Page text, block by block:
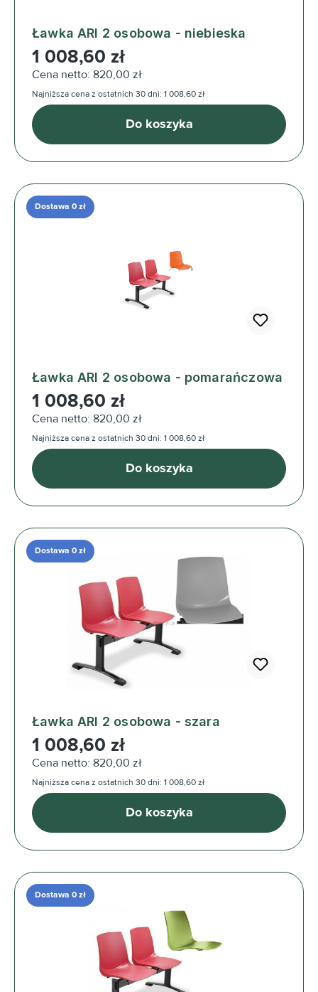
Ławka ARI 2 osobowa - niebieska
Cena regularna:
1 008,60 zł
Cena netto: 820,00 zł
Najniższa cena z ostatnich 30 dni: 1 008,60 zł
Do koszyka
Ławka ARI 2 osobowa - pomarańczowa
Dostawa 0 zł
Cena regularna:
1 008,60 zł
Cena netto: 820,00 zł
Najniższa cena z ostatnich 30 dni: 1 008,60 zł
Do koszyka
Ławka ARI 2 osobowa - szara
Dostawa 0 zł
Cena regularna:
1 008,60 zł
Cena netto: 820,00 zł
Najniższa cena z ostatnich 30 dni: 1 008,60 zł
Do koszyka
Dostawa 0 zł